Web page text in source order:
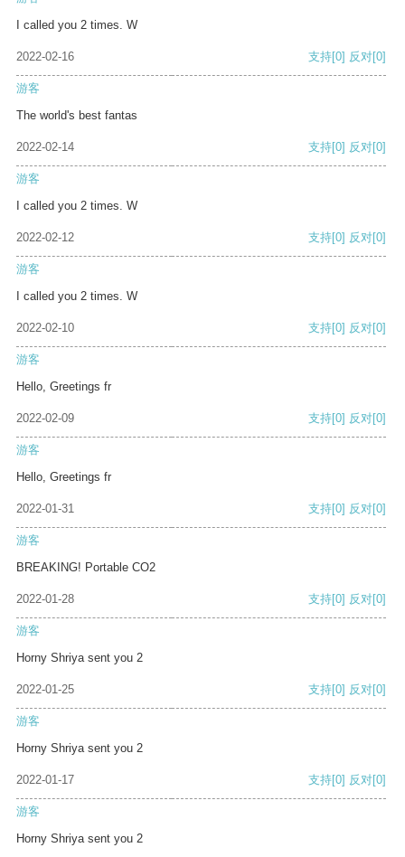
I called you 2 times. W
2022-02-16 支持[0] 反对[0]
游客
The world's best fantas
2022-02-14 支持[0] 反对[0]
游客
I called you 2 times. W
2022-02-12 支持[0] 反对[0]
游客
I called you 2 times. W
2022-02-10 支持[0] 反对[0]
游客
Hello, Greetings fr
2022-02-09 支持[0] 反对[0]
游客
Hello, Greetings fr
2022-01-31 支持[0] 反对[0]
游客
BREAKING! Portable CO2
2022-01-28 支持[0] 反对[0]
游客
Horny Shriya sent you 2
2022-01-25 支持[0] 反对[0]
游客
Horny Shriya sent you 2
2022-01-17 支持[0] 反对[0]
游客
Horny Shriya sent you 2